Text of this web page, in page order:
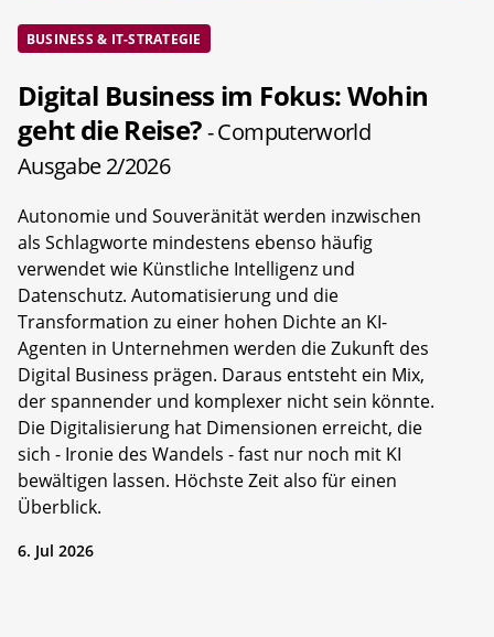
BUSINESS & IT-STRATEGIE
Digital Business im Fokus: Wohin
geht die Reise?- Computerworld
Ausgabe 2/2026
Autonomie und Souveränität werden inzwischen
als Schlagworte mindestens ebenso häufig
verwendet wie Künstliche Intelligenz und
Datenschutz. Automatisierung und die
Transformation zu einer hohen Dichte an KI-
Agenten in Unternehmen werden die Zukunft des
Digital Business prägen. Daraus entsteht ein Mix,
der spannender und komplexer nicht sein könnte.
Die Digitalisierung hat Dimensionen erreicht, die
sich - Ironie des Wandels - fast nur noch mit KI
bewältigen lassen. Höchste Zeit also für einen
Überblick.
6. Jul 2026